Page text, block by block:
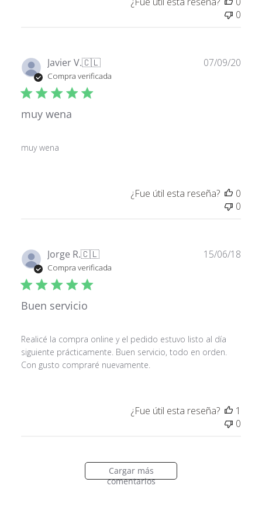
0
Javier V.🇨🇱
Compra verificada
muy wena
muy wena
07/09/20
¿Fue útil esta reseña?
0
0
Jorge R.🇨🇱
Compra verificada
Buen servicio
Realicé la compra online y el pedido estuvo listo al día
siguiente prácticamente. Buen servicio, todo en orden.
Con gusto compraré nuevamente.
15/06/18
¿Fue útil esta reseña?
1
0
Cargar más
comentarios